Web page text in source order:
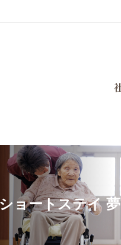
ショートステイ 夢